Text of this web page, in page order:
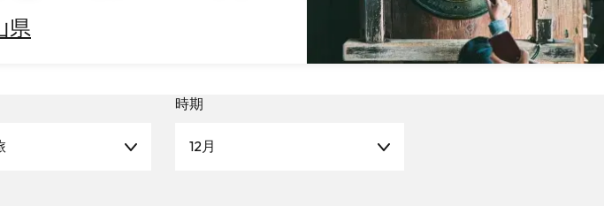
県
時期
12月